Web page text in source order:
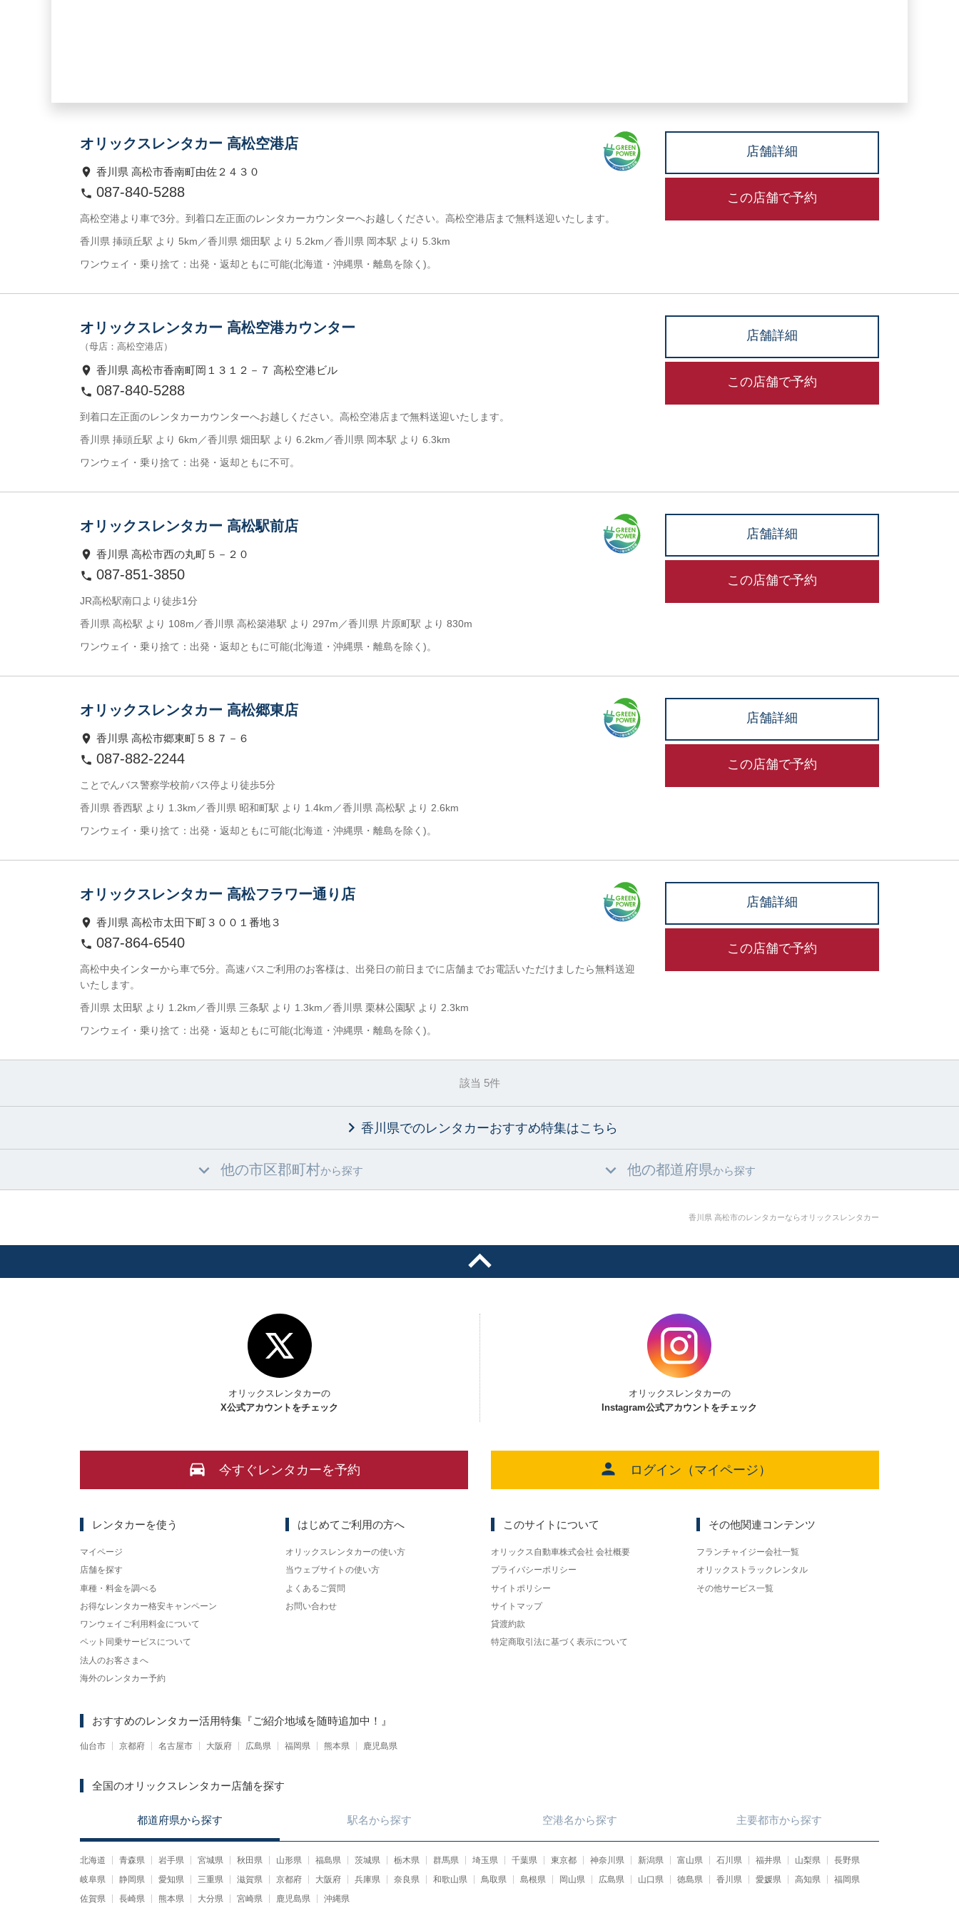
オリックスレンタカー 高松空港店
香川県 高松市香南町由佐２４３０
087-840-5288
高松空港より車で3分。到着口左正面のレンタカーカウンターへお越しください。高松空港店まで無料送迎いたします。
香川県 挿頭丘駅 より 5km／香川県 畑田駅 より 5.2km／香川県 岡本駅 より 5.3km
ワンウェイ・乗り捨て：出発・返却ともに可能(北海道・沖縄県・離島を除く)。
店舗詳細
この店舗で予約
オリックスレンタカー 高松空港カウンター
（母店：高松空港店）
香川県 高松市香南町岡１３１２－７ 高松空港ビル
087-840-5288
到着口左正面のレンタカーカウンターへお越しください。高松空港店まで無料送迎いたします。
香川県 挿頭丘駅 より 6km／香川県 畑田駅 より 6.2km／香川県 岡本駅 より 6.3km
ワンウェイ・乗り捨て：出発・返却ともに不可。
店舗詳細
この店舗で予約
オリックスレンタカー 高松駅前店
香川県 高松市西の丸町５－２０
087-851-3850
JR高松駅南口より徒歩1分
香川県 高松駅 より 108m／香川県 高松築港駅 より 297m／香川県 片原町駅 より 830m
ワンウェイ・乗り捨て：出発・返却ともに可能(北海道・沖縄県・離島を除く)。
店舗詳細
この店舗で予約
オリックスレンタカー 高松郷東店
香川県 高松市郷東町５８７－６
087-882-2244
ことでんバス警察学校前バス停より徒歩5分
香川県 香西駅 より 1.3km／香川県 昭和町駅 より 1.4km／香川県 高松駅 より 2.6km
ワンウェイ・乗り捨て：出発・返却ともに可能(北海道・沖縄県・離島を除く)。
店舗詳細
この店舗で予約
オリックスレンタカー 高松フラワー通り店
香川県 高松市太田下町３００１番地３
087-864-6540
高松中央インターから車で5分。高速バスご利用のお客様は、出発日の前日までに店舗までお電話いただけましたら無料送迎
いたします。
香川県 太田駅 より 1.2km／香川県 三条駅 より 1.3km／香川県 栗林公園駅 より 2.3km
ワンウェイ・乗り捨て：出発・返却ともに可能(北海道・沖縄県・離島を除く)。
店舗詳細
この店舗で予約
該当 5件
香川県でのレンタカーおすすめ特集はこちら
他の市区郡町村から探す 他の都道府県から探す
香川県 高松市のレンタカーならオリックスレンタカー
オリックスレンタカーの
X公式アカウントをチェック
オリックスレンタカーの
Instagram公式アカウントをチェック
今すぐレンタカーを予約 ログイン（マイページ）
レンタカーを使う
マイページ
店舗を探す
車種・料金を調べる
お得なレンタカー格安キャンペーン
ワンウェイご利用料金について
ペット同乗サービスについて
法人のお客さまへ
海外のレンタカー予約
はじめてご利用の方へ
オリックスレンタカーの使い方
当ウェブサイトの使い方
よくあるご質問
お問い合わせ
このサイトについて
オリックス自動車株式会社 会社概要
プライバシーポリシー
サイトポリシー
サイトマップ
貸渡約款
特定商取引法に基づく表示について
その他関連コンテンツ
フランチャイジー会社一覧
オリックストラックレンタル
その他サービス一覧
おすすめのレンタカー活用特集 『ご紹介地域を随時追加中！』
仙台市 京都府 名古屋市 大阪府 広島県 福岡県 熊本県 鹿児島県
全国のオリックスレンタカー店舗を探す
都道府県から探す 駅名から探す 空港名から探す 主要都市から探す
北海道 青森県 岩手県 宮城県 秋田県 山形県 福島県 茨城県 栃木県 群馬県 埼玉県 千葉県 東京都 神奈川県 新潟県 富山県 石川県 福井県 山梨県
長野県
岐阜県
静岡県 愛知県 三重県 滋賀県 京都府 大阪府 兵庫県 奈良県 和歌山県 鳥取県 島根県 岡山県 広島県 山口県 徳島県 香川県 愛媛県 高知県
福岡県
佐賀県
長崎県 熊本県 大分県 宮崎県 鹿児島県 沖縄県